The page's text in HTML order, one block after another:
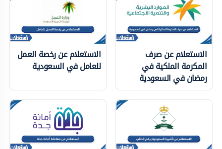
الاستعلام عن صرف
المكرمة الملكية في
رمضان في السعودية
الاستعلام عن رخصة العمل
للعامل في السعودية